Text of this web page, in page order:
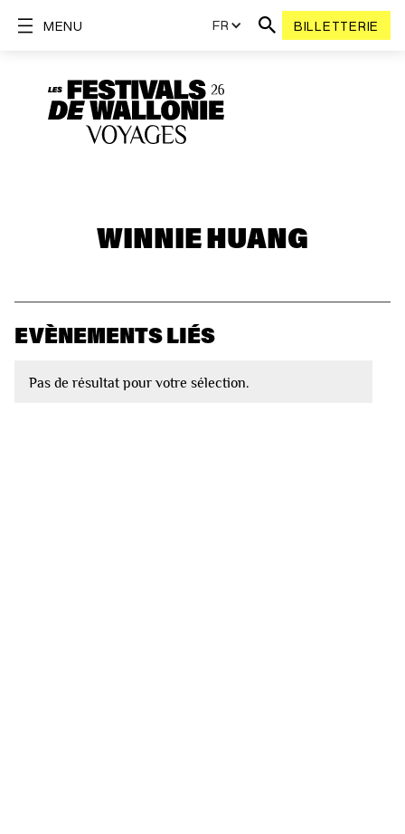
FR BILLETTERIE
MENU
WINNIE HUANG
EVÈNEMENTS LIÉS
Pas de résultat pour votre sélection.